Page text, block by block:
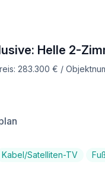
Helle 2-
283.300 € /
Kabel/Satelliten-TV